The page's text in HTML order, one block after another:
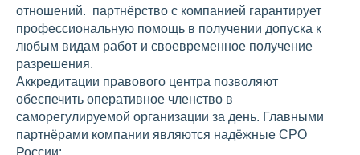
отношений. партнёрство с компанией гарантирует
профессиональную помощь в получении допуска к
любым видам работ и своевременное получение
разрешения.
Аккредитации правового центра позволяют
обеспечить оперативное членство в
саморегулируемой организации за день. Главными
партнёрами компании являются надёжные СРО
России: